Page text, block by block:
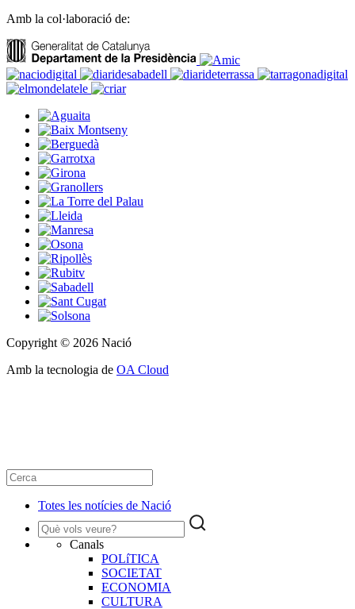
Amb la col·laboració de:
Copyright © 2026 Nació
Amb la tecnologia de OA Cloud
Totes les notícies de Nació
Canals
POLíTICA
SOCIETAT
ECONOMIA
CULTURA